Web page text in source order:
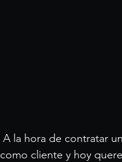
como cliente y hoy